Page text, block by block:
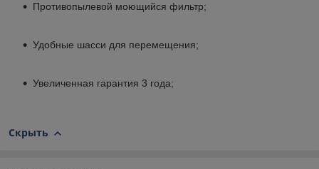
Противопылевой моющийся фильтр;
Удобные шасси для перемещения;
Увеличенная гарантия 3 года;
Скрыть